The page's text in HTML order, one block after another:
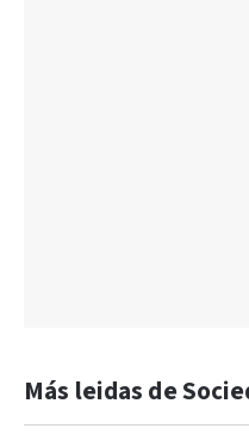
Más leidas de